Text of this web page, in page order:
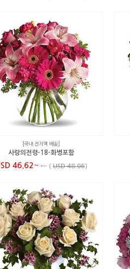
[국내 전지역 배송]
사랑의전령-18-화병포함
46.62~ ← (USD 48.06)